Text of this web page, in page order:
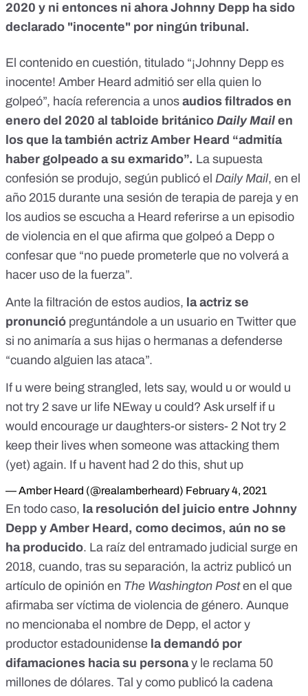
2020 y ni entonces ni ahora Johnny Depp ha sido
declarado "inocente" por ningún tribunal.
El contenido en cuestión, titulado “¡Johnny Depp es
inocente! Amber Heard admitió ser ella quien lo
golpeó”, hacía referencia a unos audios filtrados en
enero del 2020 al tabloide británico Daily Mail en
los que la también actriz Amber Heard “admitía
haber golpeado a su exmarido”. La supuesta
confesión se produjo, según publicó el Daily Mail, en el
año 2015 durante una sesión de terapia de pareja y en
los audios se escucha a Heard referirse a un episodio
de violencia en el que afirma que golpeó a Depp o
confesar que “no puede prometerle que no volverá a
hacer uso de la fuerza”.
Ante la filtración de estos audios, la actriz se
pronunció preguntándole a un usuario en Twitter que
si no animaría a sus hijas o hermanas a defenderse
“cuando alguien las ataca”.
If u were being strangled, lets say, would u or would u
not try 2 save ur life NEway u could? Ask urself if u
would encourage ur daughters-or sisters- 2 Not try 2
keep their lives when someone was attacking them
(yet) again. If u havent had 2 do this, shut up
— Amber Heard (@realamberheard) February 4, 2021
En todo caso, la resolución del juicio entre Johnny
Depp y Amber Heard, como decimos, aún no se
ha producido. La raíz del entramado judicial surge en
2018, cuando, tras su separación, la actriz publicó un
artículo de opinión en The Washington Posten el que
afirmaba ser víctima de violencia de género. Aunque
no mencionaba el nombre de Depp, el actor y
productor estadounidense la demandó por
difamaciones hacia su personay le reclama 50
millones de dólares. Tal y como publicó la cadena